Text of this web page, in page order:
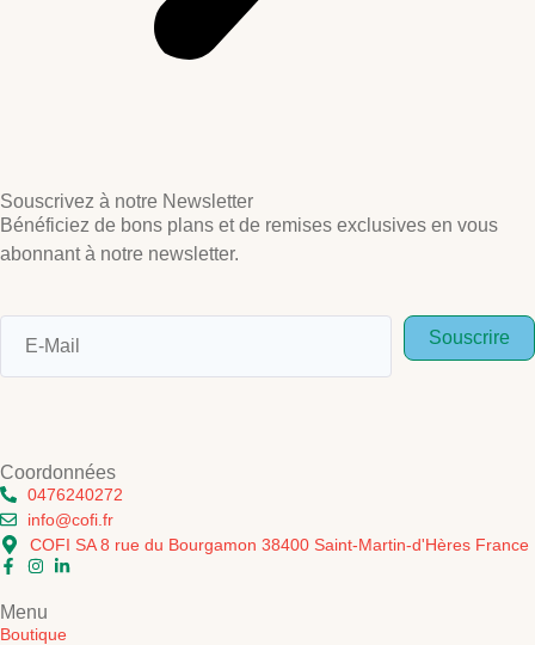
Souscrivez à notre Newsletter
Bénéficiez de bons plans et de remises exclusives en vous
abonnant à notre newsletter.
Souscrire
Coordonnées
0476240272
info@cofi.fr
COFI SA 8 rue du Bourgamon 38400 Saint-Martin-d'Hères France
Menu
Boutique